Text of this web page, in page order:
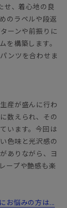
せ、着心地の良
のラペルや段返
ーンや前振りに
を構築します。
ンツを合わせま
産が盛んに行わ
数えられ、その
います。今回は
色味と光沢感の
ありながら、ヨ
ープや艶感も楽
お悩みの方は...